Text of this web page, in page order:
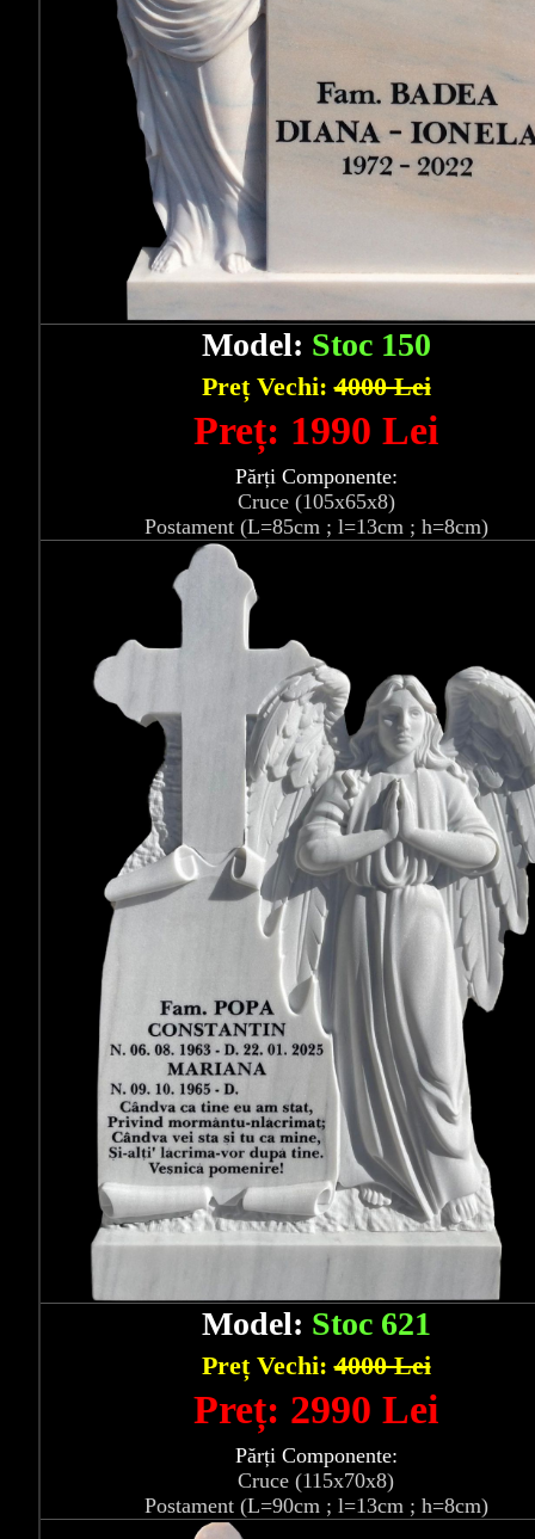
Model: Stoc 150
Preț Vechi:4000 Lei
Preț: 1990 Lei
Părți Componente:
Cruce (105x65x8)
Postament (L=85cm ; l=13cm ; h=8cm)
Model: Stoc 621
Preț Vechi:4000 Lei
Preț: 2990 Lei
Părți Componente:
Cruce (115x70x8)
Postament (L=90cm ; l=13cm ; h=8cm)